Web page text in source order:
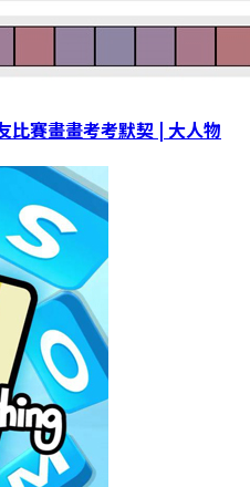
賽畫畫考考默契 | 大人物